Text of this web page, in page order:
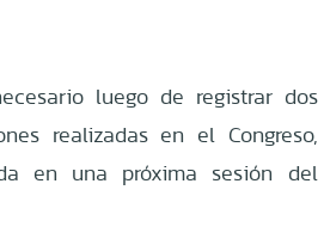
luego de registrar dos
realizadas en el Congreso,
en una próxima sesión del